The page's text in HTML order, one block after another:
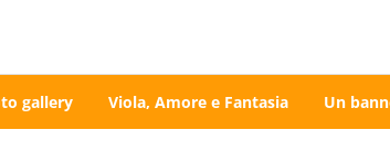
gallery Viola, Amore e Fantasia Un